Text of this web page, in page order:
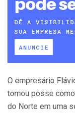
O empresário
tomou posse
do Norte em uma